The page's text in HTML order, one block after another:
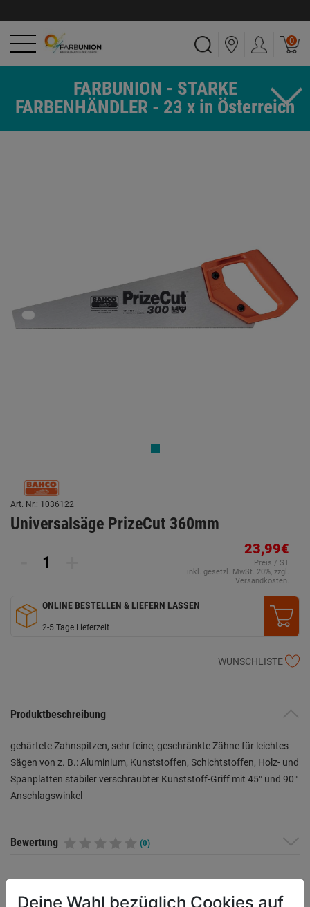
0
FARBUNION - STARKE
FARBENHÄNDLER - 23 x in Österreich
Art. Nr.: 1036122
Universalsäge PrizeCut 360mm
23,99€
Preis / ST
inkl. gesetzl. MwSt. 20%, zzgl.
Versandkosten.
ONLINE BESTELLEN & LIEFERN LASSEN
2-5 Tage Lieferzeit
WUNSCHLISTE
Produktbeschreibung
gehärtete Zahnspitzen, sehr feine, geschränkte Zähne für leichtes
Sägen von z. B.: Aluminium, Kunststoffen, Schichtstoffen, Holz- und
Spanplatten stabiler verschraubter Kunststoff-Griff mit 45° und 90°
Anschlagswinkel
Bewertung (0)
HERSTELLERINFORMATIONEN
Deine Wahl bezüglich Cookies auf